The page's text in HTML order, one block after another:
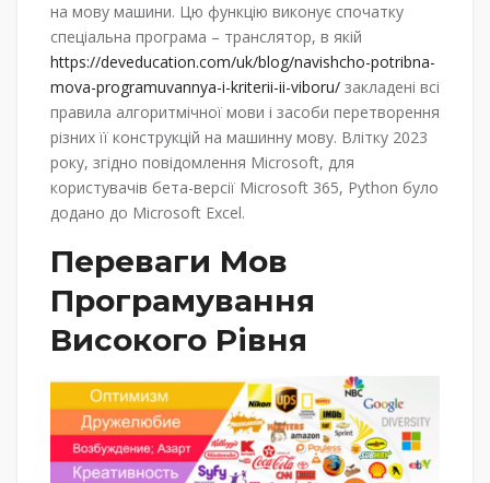
на мову машини. Цю функцію виконує спочатку
спеціальна програма – транслятор, в якій
https://deveducation.com/uk/blog/navishcho-potribna-
mova-programuvannya-i-kriterii-ii-viboru/ закладені всі
правила алгоритмічної мови і засоби перетворення
різних її конструкцій на машинну мову. Влітку 2023
року, згідно повідомлення Microsoft, для
користувачів бета-версії Microsoft 365, Python було
додано до Microsoft Excel.
Переваги Мов
Програмування
Високого Рівня